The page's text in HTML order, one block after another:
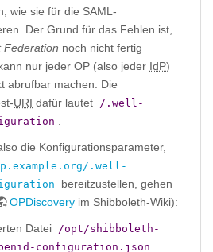
wie sie für die SAML-
Der Grund für das Fehlen ist,
Federation noch nicht fertig
nur jeder OP (also jeder IdP)
abrufbar machen. Die
URI dafür lautet /.well-
die Konfigurationsparameter,
.well-
bereitzustellen, gehen
OPDiscovery im Shibboleth-Wiki):
Datei /opt/shibboleth-
configuration.json